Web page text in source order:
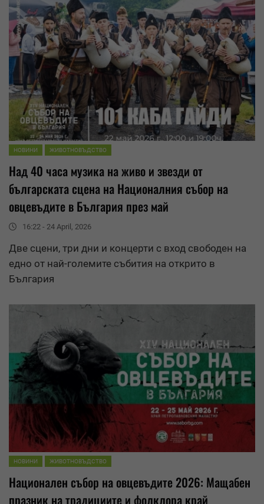
НОВИНИ ЖИВОТНОВЪДСТВО
Над 40 часа музика на живо и звезди от
българската сцена на Националния събор на
овцевъдите в България през май
16:22 - 24 April, 2026
Две сцени, три дни и концерти с вход свободен на
едно от най-големите събития на открито в
България
НОВИНИ ЖИВОТНОВЪДСТВО
Национален събор на овцевъдите 2026: Мащабен
празник на традициите и фолклора край